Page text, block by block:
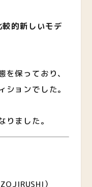
的新しいモデ
保っており、
ョンでした。
ました。
）